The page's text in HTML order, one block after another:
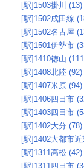
[駅]1503掛川 (13)
[駅]1502成田線
[駅]1502名古屋
[駅]1501伊勢市
[駅]1410徳山
[駅]1408北陸 (92)
[駅]1407米原 (94)
[駅]1406四日市
[駅]1403四日市
[駅]1402大分 (78)
[駅]1402大都市
[駅]1311高松 (42)
[駅]1311四日市